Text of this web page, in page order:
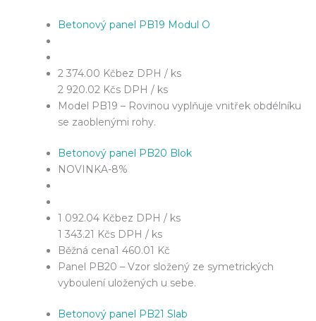
Betonový panel PB19 Modul O
2 374.00 Kčbez DPH / ks
2 920.02 Kčs DPH / ks
Model PB19 – Rovinou vyplňuje vnitřek obdélníku
se zaoblenými rohy.
Betonový panel PB20 Blok
NOVINKA-8%
1 092.04 Kčbez DPH / ks
1 343.21 Kčs DPH / ks
Běžná cena1 460.01 Kč
Panel PB20 – Vzor složený ze symetrických
vyboulení uložených u sebe.
Betonový panel PB21 Slab